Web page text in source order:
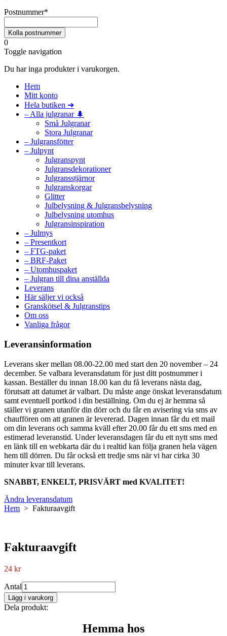
Postnummer*
0
Toggle navigation
Du har inga produkter i varukorgen.
Hem
Mitt konto
Hela butiken ➜
– Alla julgranar 🌲
Små Julgranar
Stora Julgranar
– Julgransfötter
– Julpynt
Julgranspynt
Julgransdekorationer
Julgransstjärnor
Julgranskorgar
Glitter
Julbelysning & Julgransbelysning
Julbelysning utomhus
Julgransinspiration
– Julmys
– Presentkort
– FTG-paket
– BRF-Paket
– Utomhuspaket
– Julgran till dina anställda
Leverans
Här säljer vi också
Granskötsel & Julgranstips
Om oss
Vanliga frågor
Leveransinformation
Leverans sker mellan 08.00-22.00 med start den 20 november – 24
december. Se valbara leveransdatum för just ditt postnummer i
kassan. Beställer du innan 18.00 kan du få leverans nästa dag,
förutsatt att datumet är valbart. Du måste ange önskat leveransdatum
samt eventuell portkod i din beställning. Om du ej är hemma så
ställer vi granen utanför din dörr och du får en avisering via sms av
chauffören om att granen är levererad. Dagen innan får du ett mail
om din leverans och samma kväll efter 20.00 får du ett sms med en
estimerad leveranstid. Under leveransdagen får du ett nytt sms med
en länk till en webkarta där du i realtid kan följa granen hela vägen
hem till dörren. Du får också ett tredje sms när vi har cirka 30
minuter kvar till leverans.
SNABBT, ENKELT, PRISVÄRT med KVALITET!
Ändra leveransdatum
Hem > Fakturaavgift
Fakturaavgift
24 kr
Antal
Lägg i varukorg
Dela produkt:
Hemma hos